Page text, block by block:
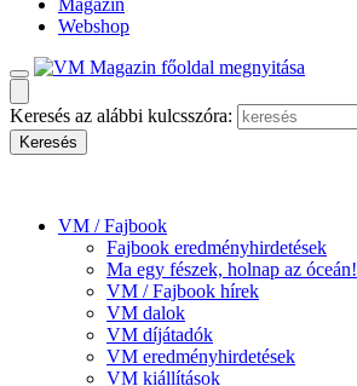
Magazin
Webshop
Keresés az alábbi kulcsszóra:
VM / Fajbook
Fajbook eredményhirdetések
Ma egy fészek, holnap az óceán!
VM / Fajbook hírek
VM dalok
VM díjátadók
VM eredményhirdetések
VM kiállítások